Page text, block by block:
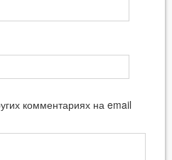
комментариях на email